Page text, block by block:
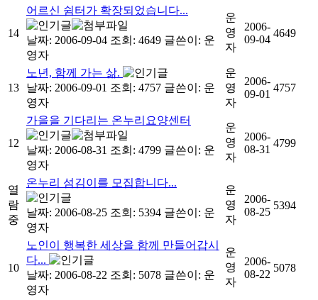
14
어르신 쉼터가 확장되었습니다...
날짜: 2006-09-04 조회: 4649 글쓴이: 운
영자
운
영
자
2006-
09-04
4649
13
노년, 함께 가는 삶.
날짜: 2006-09-01 조회: 4757 글쓴이: 운
영자
운
영
자
2006-
09-01
4757
12
가을을 기다리는 온누리요양센터
날짜: 2006-08-31 조회: 4799 글쓴이: 운
영자
운
영
자
2006-
08-31
4799
열
람
중
온누리 섬김이를 모집합니다...
날짜: 2006-08-25 조회: 5394 글쓴이: 운
영자
운
영
자
2006-
08-25
5394
10
노인이 행복한 세상을 함께 만들어갑시
다...
날짜: 2006-08-22 조회: 5078 글쓴이: 운
영자
운
영
자
2006-
08-22
5078